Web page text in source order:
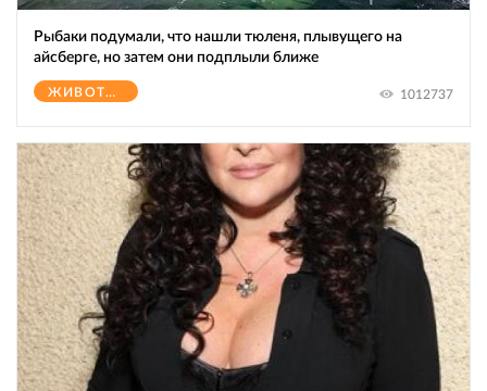
Рыбаки подумали, что нашли тюленя, плывущего на
айсберге, но затем они подплыли ближе
ЖИВОТНЫЕ 1012737